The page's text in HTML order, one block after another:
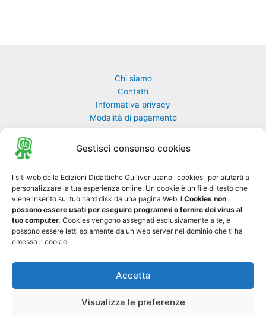
Gestisci consenso cookies
I siti web della Edizioni Didattiche Gulliver usano "cookies" per aiutarti a
personalizzare la tua esperienza online. Un cookie è un file di testo che
viene inserito sul tuo hard disk da una pagina Web. I Cookies non
possono essere usati per eseguire programmi o fornire dei virus al
tuo computer. Cookies vengono assegnati esclusivamente a te, e
possono essere letti solamente da un web server nel dominio che ti ha
emesso il cookie.
Accetta
Visualizza le preferenze
Chi siamo
Contatti
Informativa privacy
Modalità di pagamento
Richiesta rivista non pervenuta
Richiedi una classe di GulliverEdu
Nuovo Gulliver News
Progetto Tre-sei
Copyright © 2026 Edizioni Didattiche Gulliver S.r.l. - Tutti i diritti sono
riservati - P. IVA 01729550697